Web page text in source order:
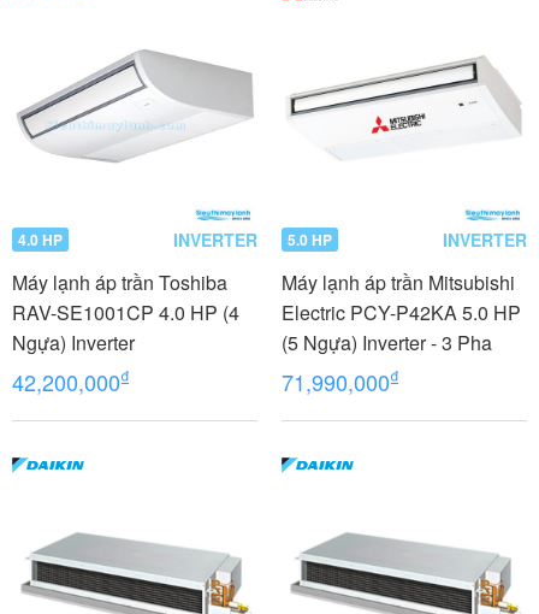
4.0 HP INVERTER
Máy lạnh áp trần Toshiba
RAV-SE1001CP 4.0 HP (4
Ngựa) Inverter
42,200,000₫
5.0 HP INVERTER
Máy lạnh áp trần Mitsubishi
Electric PCY-P42KA 5.0 HP
(5 Ngựa) Inverter - 3 Pha
71,990,000₫